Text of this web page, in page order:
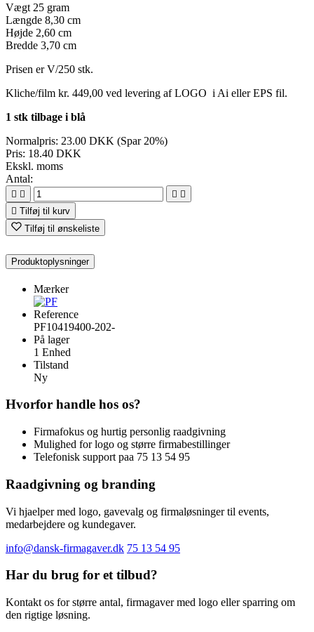
Vægt 25 gram
Længde 8,30 cm
Højde 2,60 cm
Bredde 3,70 cm
Prisen er V/250 stk.
Kliche/film kr. 449,00 ved levering af LOGO i Ai eller EPS fil.
1 stk tilbage i blå
Normalpris: 23.00 DKK (Spar 20%)
Pris: 18.40 DKK
Ekskl. moms
Antal:
   
 Tilføj til kurv
Tilføj til ønskeliste
Produktoplysninger
Mærker
Reference
PF10419400-202-
På lager
1 Enhed
Tilstand
Ny
Hvorfor handle hos os?
Firmafokus og hurtig personlig raadgivning
Mulighed for logo og større firmabestillinger
Telefonisk support paa 75 13 54 95
Raadgivning og branding
Vi hjaelper med logo, gavevalg og firmaløsninger til events,
medarbejdere og kundegaver.
info@dansk-firmagaver.dk 75 13 54 95
Har du brug for et tilbud?
Kontakt os for større antal, firmagaver med logo eller sparring om
den rigtige løsning.